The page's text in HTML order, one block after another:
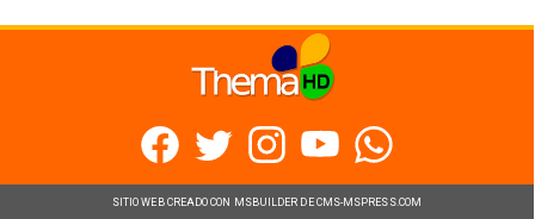
SITIO WEB CREADO CON MSBUILDER DE CMS-MSPRESS.COM